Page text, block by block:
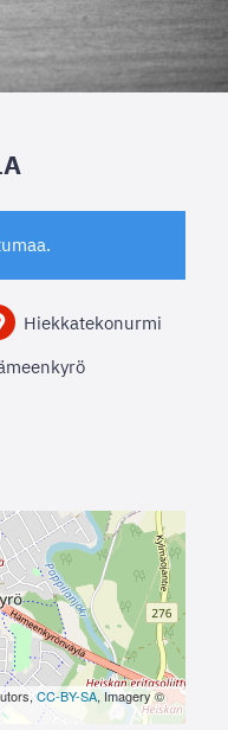
Hiekkatekonurmi
CC-BY-SA, Imagery ©